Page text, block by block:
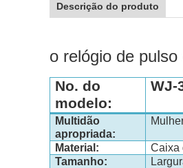
Descrição do produto
o relógio de
No. do
modelo:
WJ-
Multidão
apropriada:
Material:
Caixa
Tamanho: